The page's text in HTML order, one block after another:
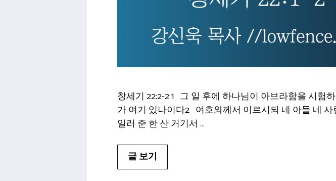
창세기 22:2-2 1 그 일 후에 하나님이 아브라함을 시험
가 여기 있나이다2 여호와께서 이르시되 네 아들 네
일러 준 한 산 거기서 …
글 보기